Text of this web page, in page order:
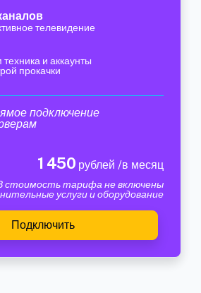
телевидение
и аккаунты
прокачки
подключение
1 450 рублей /в месяц
стоимость тарифа не включены
услуги и оборудование
Подключить